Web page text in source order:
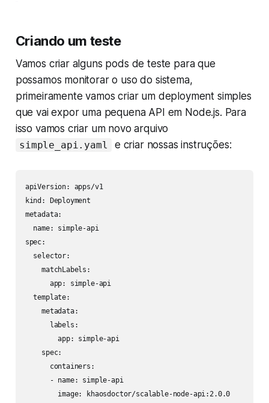
Criando um teste
Vamos criar alguns pods de teste para que
possamos monitorar o uso do sistema,
primeiramente vamos criar um deployment simples
que vai expor uma pequena API em Node.js. Para
isso vamos criar um novo arquivo
simple_api.yaml e criar nossas instruções:
apiVersion: apps/v1
kind: Deployment
metadata:
  name: simple-api
spec:
  selector:
    matchLabels:
      app: simple-api
  template:
    metadata:
      labels:
        app: simple-api
    spec:
      containers:
      - name: simple-api
        image: khaosdoctor/scalable-node-api:2.0.0